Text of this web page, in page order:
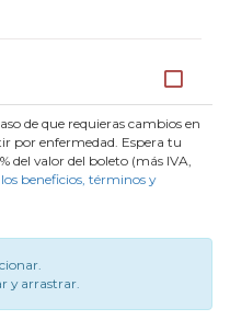
de que requieras cambios en
por enfermedad. Espera tu
del valor del boleto (más IVA,
beneficios, términos y
y arrastrar.